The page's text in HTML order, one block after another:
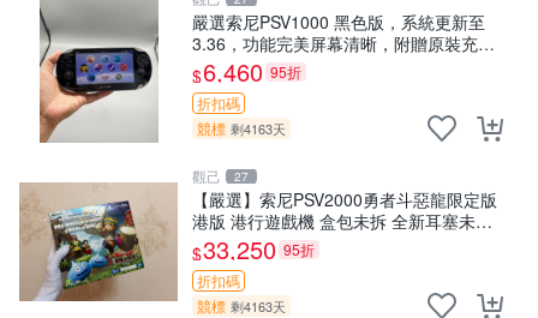
嚴選索尼PSV1000 黑色版，系統更新至
3.36，功能完美屏幕清晰，附贈原裝充電
線。全新未拆封，內存卡另售。 PSV1000
PSV 紅包版
$6,460 95折
折扣碼
競標 剩4163天
觀己 27
【嚴選】索尼PSV2000勇者斗惡龍限定版
港版 港行遊戲機 盒包未拆 全新耳塞未開
封 收藏佳品 PSV2000 勇者鬥惡龍 盒包
$33,250 95折
折扣碼
競標 剩4163天